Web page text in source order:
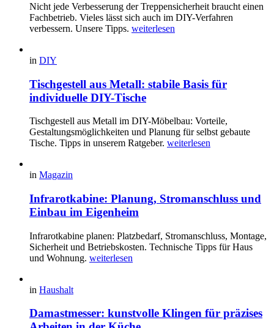
Nicht jede Verbesserung der Treppensicherheit braucht einen
Fachbetrieb. Vieles lässt sich auch im DIY-Verfahren
verbessern. Unsere Tipps. weiterlesen
in DIY
Tischgestell aus Metall: stabile Basis für
individuelle DIY-Tische
Tischgestell aus Metall im DIY-Möbelbau: Vorteile,
Gestaltungsmöglichkeiten und Planung für selbst gebaute
Tische. Tipps in unserem Ratgeber. weiterlesen
in Magazin
Infrarotkabine: Planung, Stromanschluss und
Einbau im Eigenheim
Infrarotkabine planen: Platzbedarf, Stromanschluss, Montage,
Sicherheit und Betriebskosten. Technische Tipps für Haus
und Wohnung. weiterlesen
in Haushalt
Damastmesser: kunstvolle Klingen für präzises